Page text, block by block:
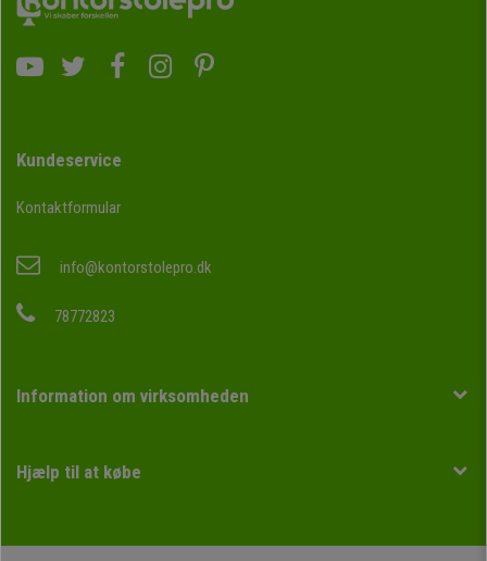
Kundeservice
Kontaktformular
info@kontorstolepro.dk
78772823
Information om virksomheden
Hjælp til at købe